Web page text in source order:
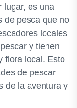
lugar, es una
de pesca que no
locales
y tienen
flora local. Esto
de pescar
de la aventura y